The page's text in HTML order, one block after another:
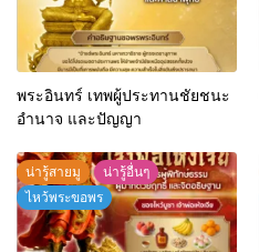
พระอินทร์ เทพผู้ประทานชัยชนะ
อำนาจ และปัญญา
น่ารู้สายมู
น่ารู้อื่นๆ
ไหว้พระขอพร